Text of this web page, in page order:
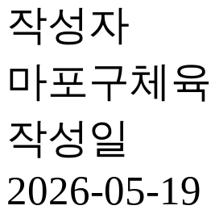
작성자
마포구체
작성일
2026-05-19